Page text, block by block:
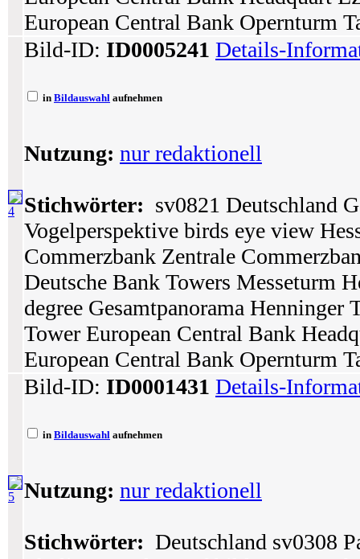
European Central Bank Opernturm
4
Bild-ID: ID0005241 Details-
in Bildauswahl aufnehmen
Nutzung: nur redaktionell
Stichwörter: sv0821 Deutschland
Vogelperspektive birds eye view
Commerzbank Zentrale
Deutsche Bank Towers Messeturm
degree Gesamtpanorama
Tower European Central Bank
European Central Bank Opernturm
5
Bild-ID: ID0001431 Details-
in Bildauswahl aufnehmen
Nutzung: nur redaktionell
Stichwörter: Deutschland sv0308